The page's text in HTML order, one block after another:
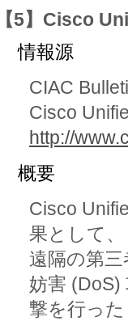
【5】Cisco
情報源
CIAC
Cisco
http://
概要
Cisco
果として、
遠隔の第
妨害 (DoS)
撃を行っ